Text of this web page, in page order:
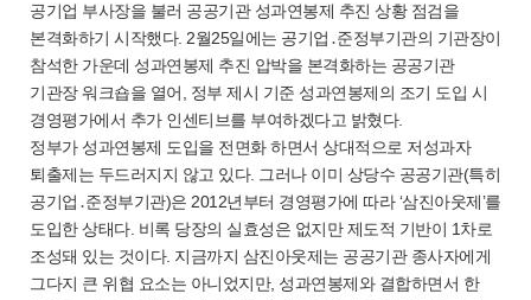
공기업 부사장을 불러 공공기관 성과연봉제 추진 상황 점검을
본격화하기 시작했다. 2월25일에는 공기업․준정부기관의 기관장이
참석한 가운데 성과연봉제 추진 압박을 본격화하는 공공기관
기관장 워크숍을 열어, 정부 제시 기준 성과연봉제의 조기 도입 시
경영평가에서 추가 인센티브를 부여하겠다고 밝혔다.
정부가 성과연봉제 도입을 전면화 하면서 상대적으로 저성과자
퇴출제는 두드러지지 않고 있다. 그러나 이미 상당수 공공기관(특히
공기업․준정부기관)은 2012년부터 경영평가에 따라 ‘삼진아웃제’를
도입한 상태다. 비록 당장의 실효성은 없지만 제도적 기반이 1차로
조성돼 있는 것이다. 지금까지 삼진아웃제는 공공기관 종사자에게
그다지 큰 위협 요소는 아니었지만, 성과연봉제와 결합하면서 한